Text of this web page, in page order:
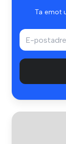
Ta emot